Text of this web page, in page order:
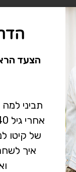
המעבר
יובש בנרתיק ואי
מירידה ברמות
הצעד
תביני
של קיטו
איך